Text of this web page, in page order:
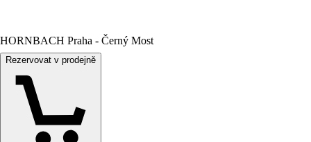
HORNBACH Praha - Černý Most
Rezervovat v prodejně